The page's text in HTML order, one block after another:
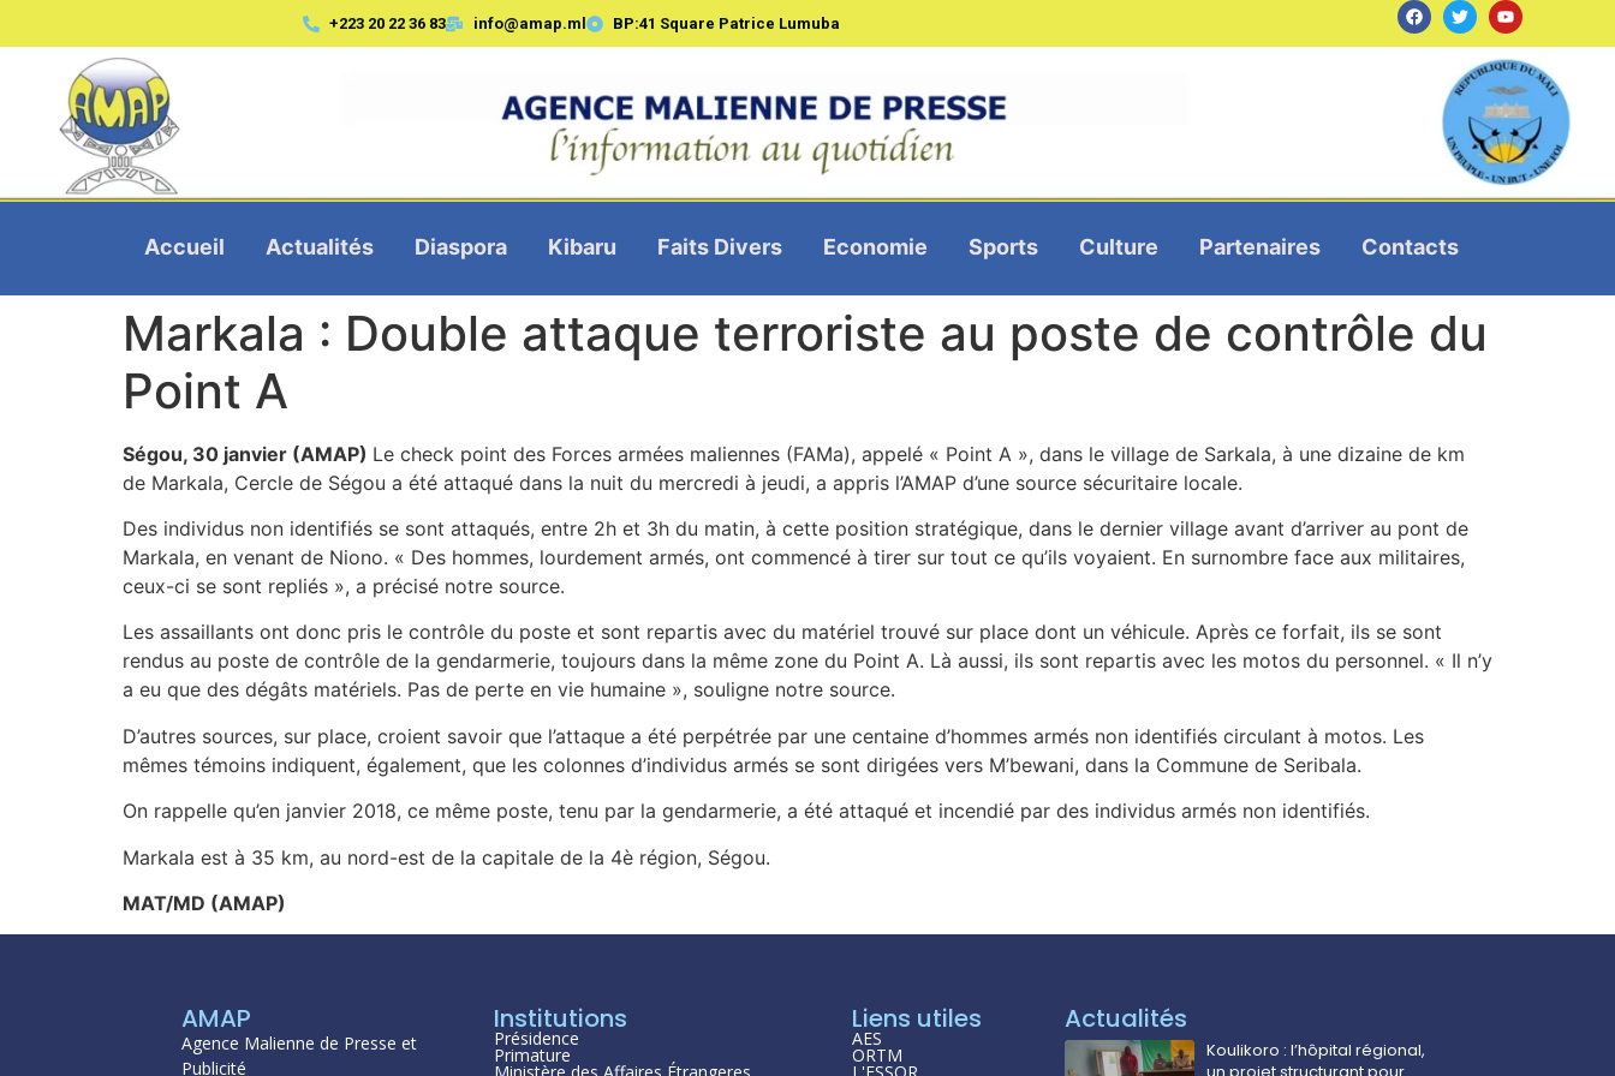
+223 20 22 36 83 info@amap.ml BP:41 Square Patrice Lumuba
Accueil Actualités Diaspora Kibaru Faits Divers Economie Sports Culture Partenaires Contacts
Markala : Double attaque terroriste au poste de contrôle du
Point A
Ségou, 30 janvier (AMAP) Le check point des Forces armées maliennes (FAMa), appelé « Point A », dans le village de Sarkala, à une dizaine de km
de Markala, Cercle de Ségou a été attaqué dans la nuit du mercredi à jeudi, a appris l’AMAP d’une source sécuritaire locale.
Des individus non identifiés se sont attaqués, entre 2h et 3h du matin, à cette position stratégique, dans le dernier village avant d’arriver au pont de
Markala, en venant de Niono. « Des hommes, lourdement armés, ont commencé à tirer sur tout ce qu’ils voyaient. En surnombre face aux militaires,
ceux-ci se sont repliés », a précisé notre source.
Les assaillants ont donc pris le contrôle du poste et sont repartis avec du matériel trouvé sur place dont un véhicule. Après ce forfait, ils se sont
rendus au poste de contrôle de la gendarmerie, toujours dans la même zone du Point A. Là aussi, ils sont repartis avec les motos du personnel. « Il n’y
a eu que des dégâts matériels. Pas de perte en vie humaine », souligne notre source.
D’autres sources, sur place, croient savoir que l’attaque a été perpétrée par une centaine d’hommes armés non identifiés circulant à motos. Les
mêmes témoins indiquent, également, que les colonnes d’individus armés se sont dirigées vers M’bewani, dans la Commune de Seribala.
On rappelle qu’en janvier 2018, ce même poste, tenu par la gendarmerie, a été attaqué et incendié par des individus armés non identifiés.
Markala est à 35 km, au nord-est de la capitale de la 4è région, Ségou.
MAT/MD (AMAP)
AMAP
Agence Malienne de Presse et
Publicité
Institutions
Présidence
Primature
Liens utiles
AES
ORTM
Actualités
Koulikoro : l’hôpital régional,